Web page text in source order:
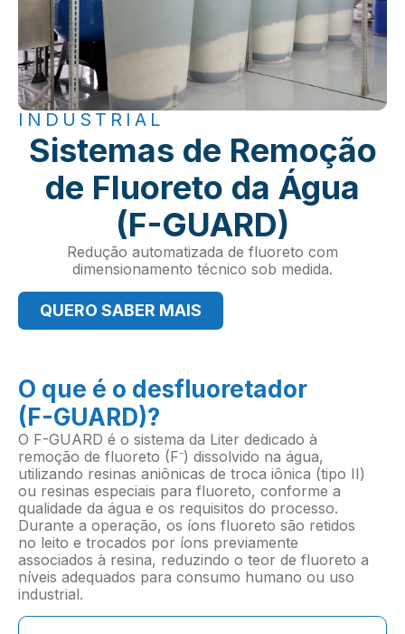
INDUSTRIAL
Sistemas de Remoção
de Fluoreto da Água
(F-GUARD)
Redução automatizada de fluoreto com
dimensionamento técnico sob medida.
QUERO SABER MAIS
O que é o desfluoretador
(F-GUARD)?
O F-GUARD é o sistema da Liter dedicado à
remoção de fluoreto (F⁻) dissolvido na água,
utilizando resinas aniônicas de troca iônica (tipo II)
ou resinas especiais para fluoreto, conforme a
qualidade da água e os requisitos do processo.
Durante a operação, os íons fluoreto são retidos
no leito e trocados por íons previamente
associados à resina, reduzindo o teor de fluoreto a
níveis adequados para consumo humano ou uso
industrial.